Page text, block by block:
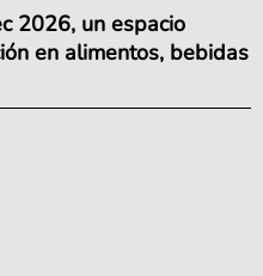
2026, un espacio
en alimentos, bebidas